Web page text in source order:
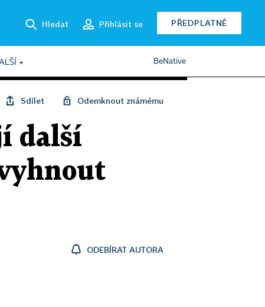
Hledat Přihlásit se PŘEDPLATNÉ
BeNative
Sdílet Odemknout známému
další
ODEBÍRAT AUTORA